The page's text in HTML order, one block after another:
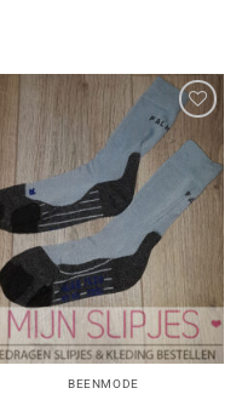
Aan
verlanglijst
toevoegen
BEENMODE